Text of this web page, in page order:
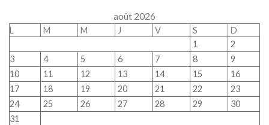
août 2026
L M M J V S
D
1
2
3
4 5 6 7 8
9
10
11 12 13 14 15
16
17
18 19 20 21 22
23
24
25 26 27 28 29
30
31